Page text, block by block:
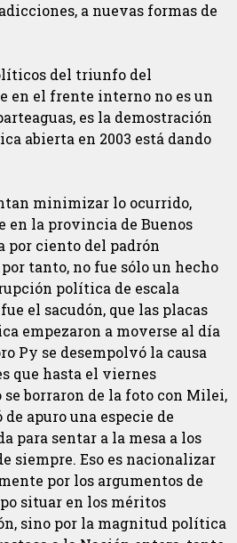
a nuevas formas de
del triunfo del
en el frente interno no es un
es la demostración
abierta en 2003 está dando
minimizar lo ocurrido,
en la provincia de Buenos
por ciento del padrón
tanto, no fue sólo un hecho
política de escala
el sacudón, que las placas
empezaron a moverse al día
Py se desempolvó la causa
que hasta el viernes
borraron de la foto con Milei,
de apuro una especie de
para sentar a la mesa a los
siempre. Eso es nacionalizar
por los argumentos de
situar en los méritos
sino por la magnitud política